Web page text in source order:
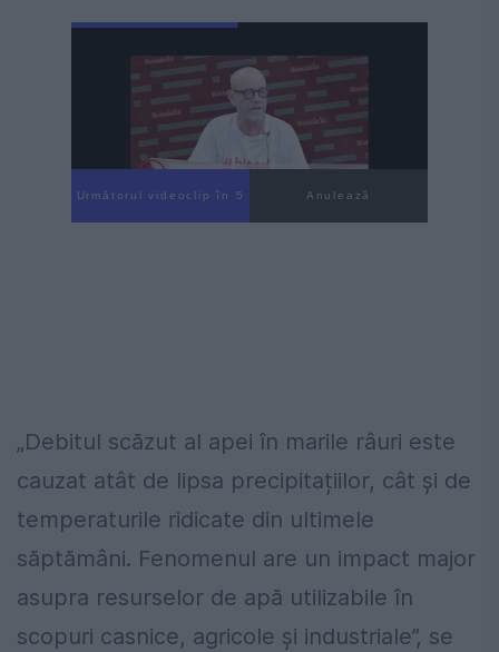
Următorul videoclip în 3 Anulează
„Debitul scăzut al apei în marile râuri este
cauzat atât de lipsa precipitațiilor, cât și de
temperaturile ridicate din ultimele
săptămâni. Fenomenul are un impact major
asupra resurselor de apă utilizabile în
scopuri casnice, agricole și industriale”, se